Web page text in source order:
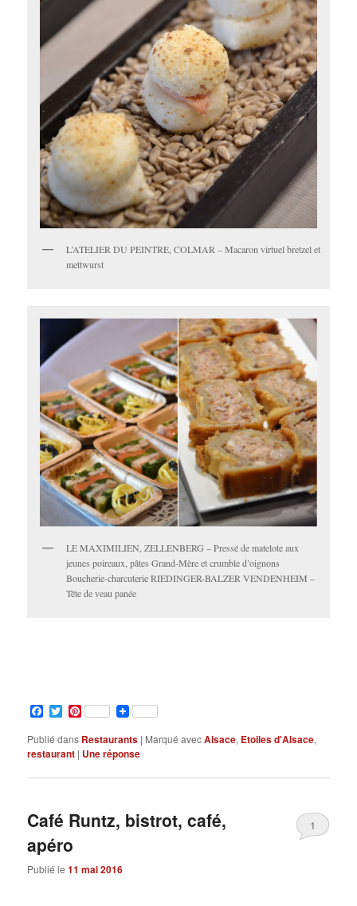
L’ATELIER DU PEINTRE, COLMAR – Macaron virtuel bretzel et
mettwurst
LE MAXIMILIEN, ZELLENBERG – Pressé de matelote aux
jeunes poireaux, pâtes Grand-Mère et crumble d’oignons
Boucherie-charcuterie RIEDINGER-BALZER VENDENHEIM –
Tête de veau panée
Facebook
TwitterPinterest
Publié dans Restaurants | Marqué avecAlsace, Etoiles d'Alsace,
restaurant | Uneréponse
Café Runtz, bistrot, café,
apéro
Publié le11 mai 2016
1